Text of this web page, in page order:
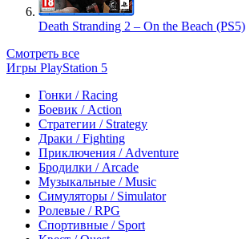
Death Stranding 2 – On the Beach (PS5)
Смотреть все
Игры PlayStation 5
Гонки / Racing
Боевик / Action
Стратегии / Strategy
Драки / Fighting
Приключения / Adventure
Бродилки / Arcade
Музыкальные / Music
Симуляторы / Simulator
Ролевые / RPG
Спортивные / Sport